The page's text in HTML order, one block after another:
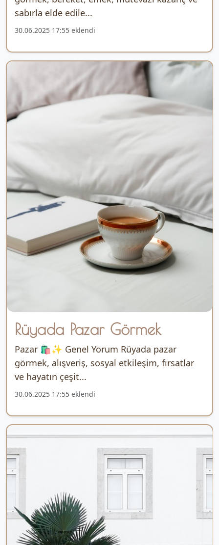
sabırla elde edile...
30.06.2025 17:55 eklendi
Rüyada Pazar Görmek
Pazar 🛍️✨ Genel Yorum Rüyada pazar
görmek, alışveriş, sosyal etkileşim, fırsatlar
ve hayatın çeşit...
30.06.2025 17:55 eklendi